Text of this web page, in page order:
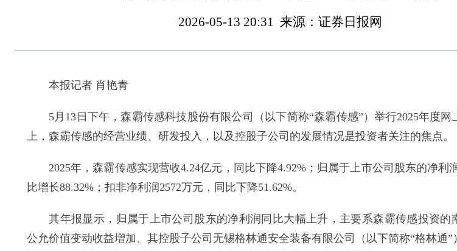
2026-05-13 20:31 来源：证券日报网
本报记者 肖艳青
5月13日下午，森霸传感科技股份有限公司（以下简称“森霸传感”）举行2025年度网
上，森霸传感的经营业绩、研发投入，以及控股子公司的发展情况是投资者关注的焦点。
2025年，森霸传感实现营收4.24亿元，同比下降4.92%；归属于上市公司股东的净利
比增长88.32%；扣非净利润2572万元，同比下降51.62%。
其年报显示，归属于上市公司股东的净利润同比大幅上升，主要系森霸传感投资的
公允价值变动收益增加、其控股子公司无锡格林通安全装备有限公司（以下简称“格林通